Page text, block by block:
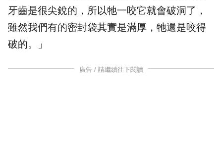
牙齒是很尖銳的，所以牠一咬它就會破洞了，
雖然我們有的密封袋其實是滿厚，牠還是咬得
破的。」
廣告 / 請繼續往下閱讀